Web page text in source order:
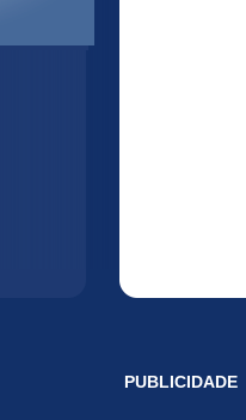
PUBLICIDADE